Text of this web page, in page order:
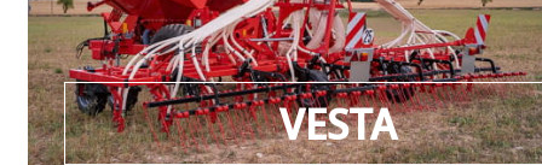
VESTA